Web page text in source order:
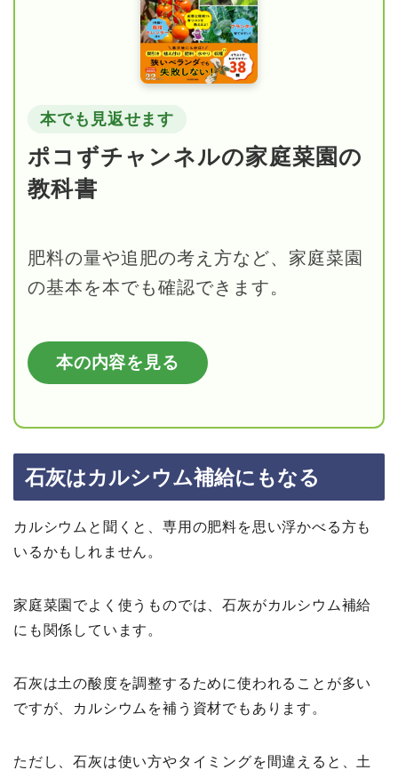
本でも見返せます
ポコずチャンネルの家庭菜園の
教科書
肥料の量や追肥の考え方など、家庭菜園
の基本を本でも確認できます。
本の内容を見る
石灰はカルシウム補給にもなる
カルシウムと聞くと、専用の肥料を思い浮かべる方も
いるかもしれません。
家庭菜園でよく使うものでは、石灰がカルシウム補給
にも関係しています。
石灰は土の酸度を調整するために使われることが多い
ですが、カルシウムを補う資材でもあります。
ただし、石灰は使い方やタイミングを間違えると、土